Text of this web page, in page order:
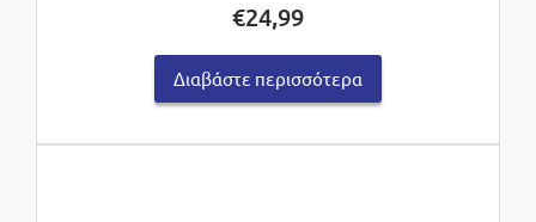
€24,99
Διαβάστε περισσότερα